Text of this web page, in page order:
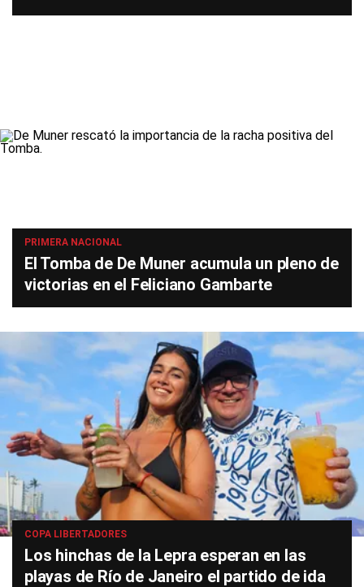
PRIMERA NACIONAL
El Tomba de De Muner acumula un pleno de
victorias en el Feliciano Gambarte
COPA LIBERTADORES
Los hinchas de la Lepra esperan en las
playas de Río de Janeiro el partido de ida